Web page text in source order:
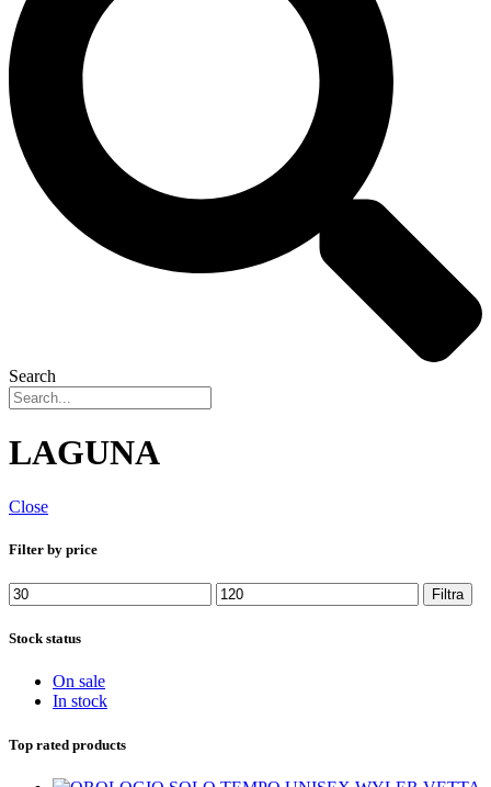
Search
LAGUNA
Close
Filter by price
Prezzo
Min
Prezzo
Max
Filtra
Stock status
On sale
In stock
Top rated products